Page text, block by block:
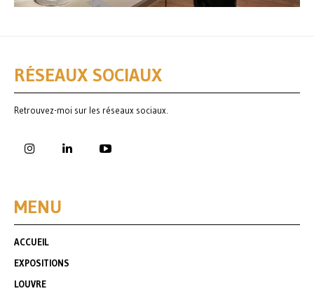
RÉSEAUX SOCIAUX
Retrouvez-moi sur les réseaux sociaux.
MENU
ACCUEIL
EXPOSITIONS
LOUVRE